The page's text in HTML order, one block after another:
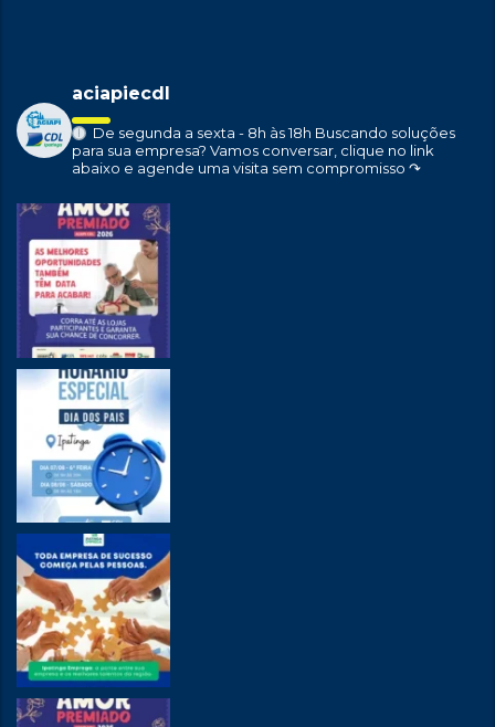
aciapiecdl
De segunda a sexta - 8h às 18h Buscando soluções
para sua empresa? Vamos conversar, clique no link
abaixo e agende uma visita sem compromisso ↷